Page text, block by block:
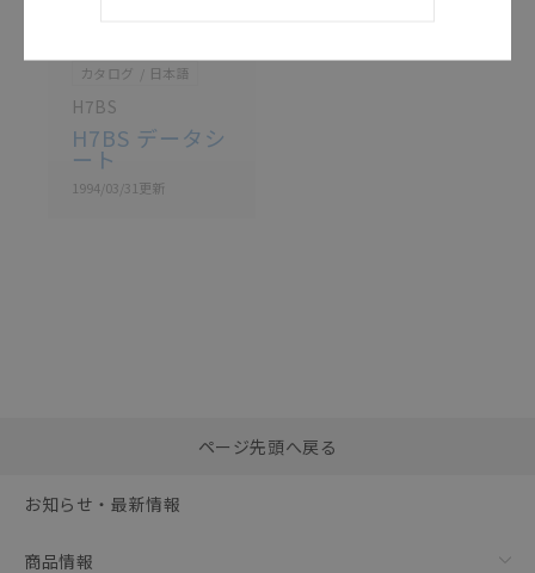
カタログ 日本語
H7BS
H7BS データシ
ート
1994/03/31更新
括ダウンロード
ページ先頭へ戻る
お知らせ・最新情報
商品情報